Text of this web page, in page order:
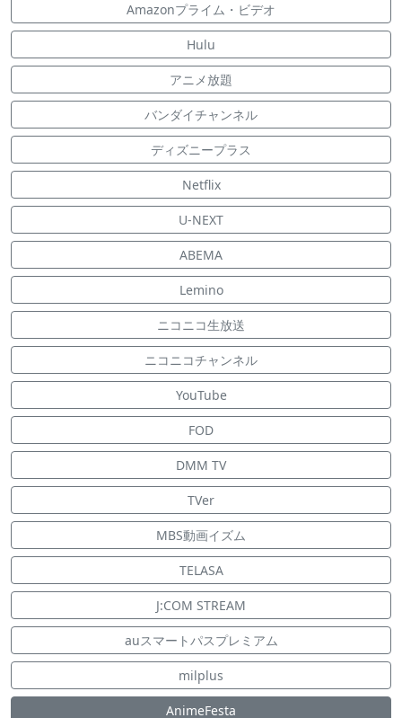
Amazonプライム・ビデオ
Hulu
アニメ放題
バンダイチャンネル
ディズニープラス
Netflix
U-NEXT
ABEMA
Lemino
ニコニコ生放送
ニコニコチャンネル
YouTube
FOD
DMM TV
TVer
MBS動画イズム
TELASA
J:COM STREAM
auスマートパスプレミアム
milplus
AnimeFesta